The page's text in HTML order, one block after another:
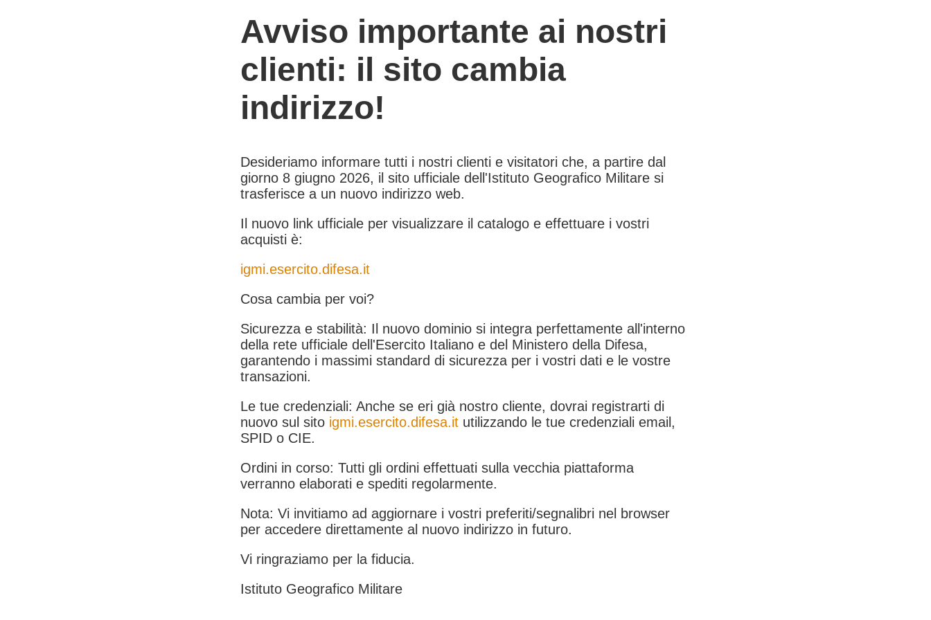
Avviso importante ai nostri
clienti: il sito cambia
indirizzo!
Desideriamo informare tutti i nostri clienti e visitatori che, a partire dal
giorno 8 giugno 2026, il sito ufficiale dell'Istituto Geografico Militare si
trasferisce a un nuovo indirizzo web.
Il nuovo link ufficiale per visualizzare il catalogo e effettuare i vostri
acquisti è:
igmi.esercito.difesa.it
Cosa cambia per voi?
Sicurezza e stabilità: Il nuovo dominio si integra perfettamente all'interno
della rete ufficiale dell'Esercito Italiano e del Ministero della Difesa,
garantendo i massimi standard di sicurezza per i vostri dati e le vostre
transazioni.
Le tue credenziali: Anche se eri già nostro cliente, dovrai registrarti di
nuovo sul sito igmi.esercito.difesa.it utilizzando le tue credenziali email,
SPID o CIE.
Ordini in corso: Tutti gli ordini effettuati sulla vecchia piattaforma
verranno elaborati e spediti regolarmente.
Nota: Vi invitiamo ad aggiornare i vostri preferiti/segnalibri nel browser
per accedere direttamente al nuovo indirizzo in futuro.
Vi ringraziamo per la fiducia.
Istituto Geografico Militare